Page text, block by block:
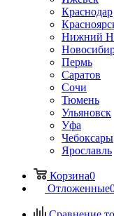
Краснодар
Нижний
Пермь
Саратов
Сочи
Тюмень
Ульяновск
Уфа
Чебоксары
Ярославль
Корзина0
Отложенные